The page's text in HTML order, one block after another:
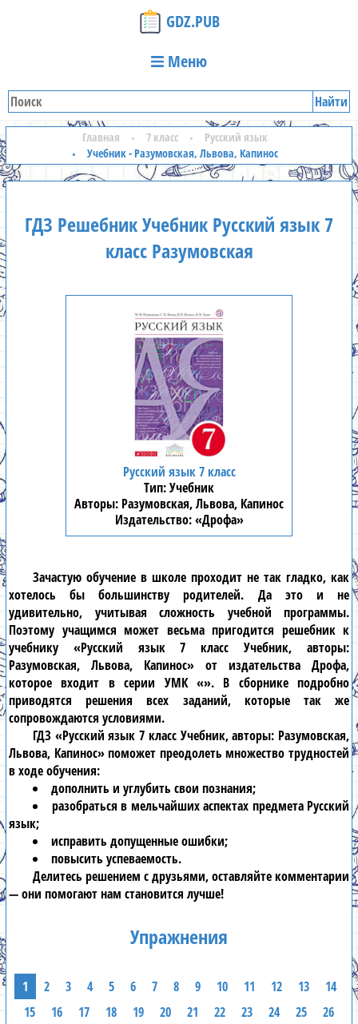
GDZ.PUB
Меню
Найти
Главная 7 класс
Русский язык
Учебник - Разумовская, Львова, Капинос
ГДЗ Решебник Учебник Русский язык 7
класс Разумовская
Русский язык 7 класс
Учебник
Разумовская, Львова, Капинос
«Дрофа»
Зачастую обучение в школе проходит не так гладко, как
хотелось бы большинству родителей. Да это и не
удивительно, учитывая сложность учебной программы.
Поэтому учащимся может весьма пригодится решебник к
учебнику «Русский язык 7 класс Учебник, авторы:
Разумовская, Львова, Капинос» от издательства Дрофа,
которое входит в серии УМК «». В сборнике подробно
приводятся решения всех заданий, которые так же
сопровождаются условиями.
ГДЗ «Русский язык 7 класс Учебник, авторы: Разумовская,
Львова, Капинос» поможет преодолеть множество трудностей
в ходе обучения:
дополнить и углубить свои познания;
разобраться в мельчайших аспектах предмета Русский
язык;
исправить допущенные ошибки;
повысить успеваемость.
Делитесь решением с друзьями, оставляйте комментарии
— они помогают нам становится лучше!
Упражнения
1 2 3 4 5 6 7 8 9 10 11 12 13
14
15
16 17 18 19 20 21 22 23 24 25
26